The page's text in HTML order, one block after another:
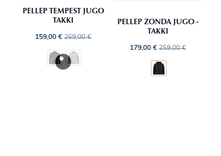
PELLEP TEMPEST JUGO
TAKKI
159,00€ 269,00€
PELLEP ZONDA JUGO -
TAKKI
179,00 € 259,00€